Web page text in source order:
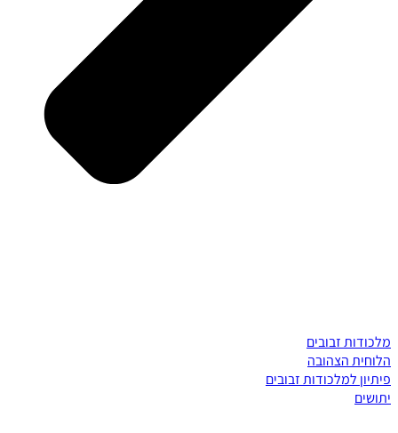
מלכודות זבובים
הלוחית הצהובה
פיתיון למלכודות זבובים
יתושים